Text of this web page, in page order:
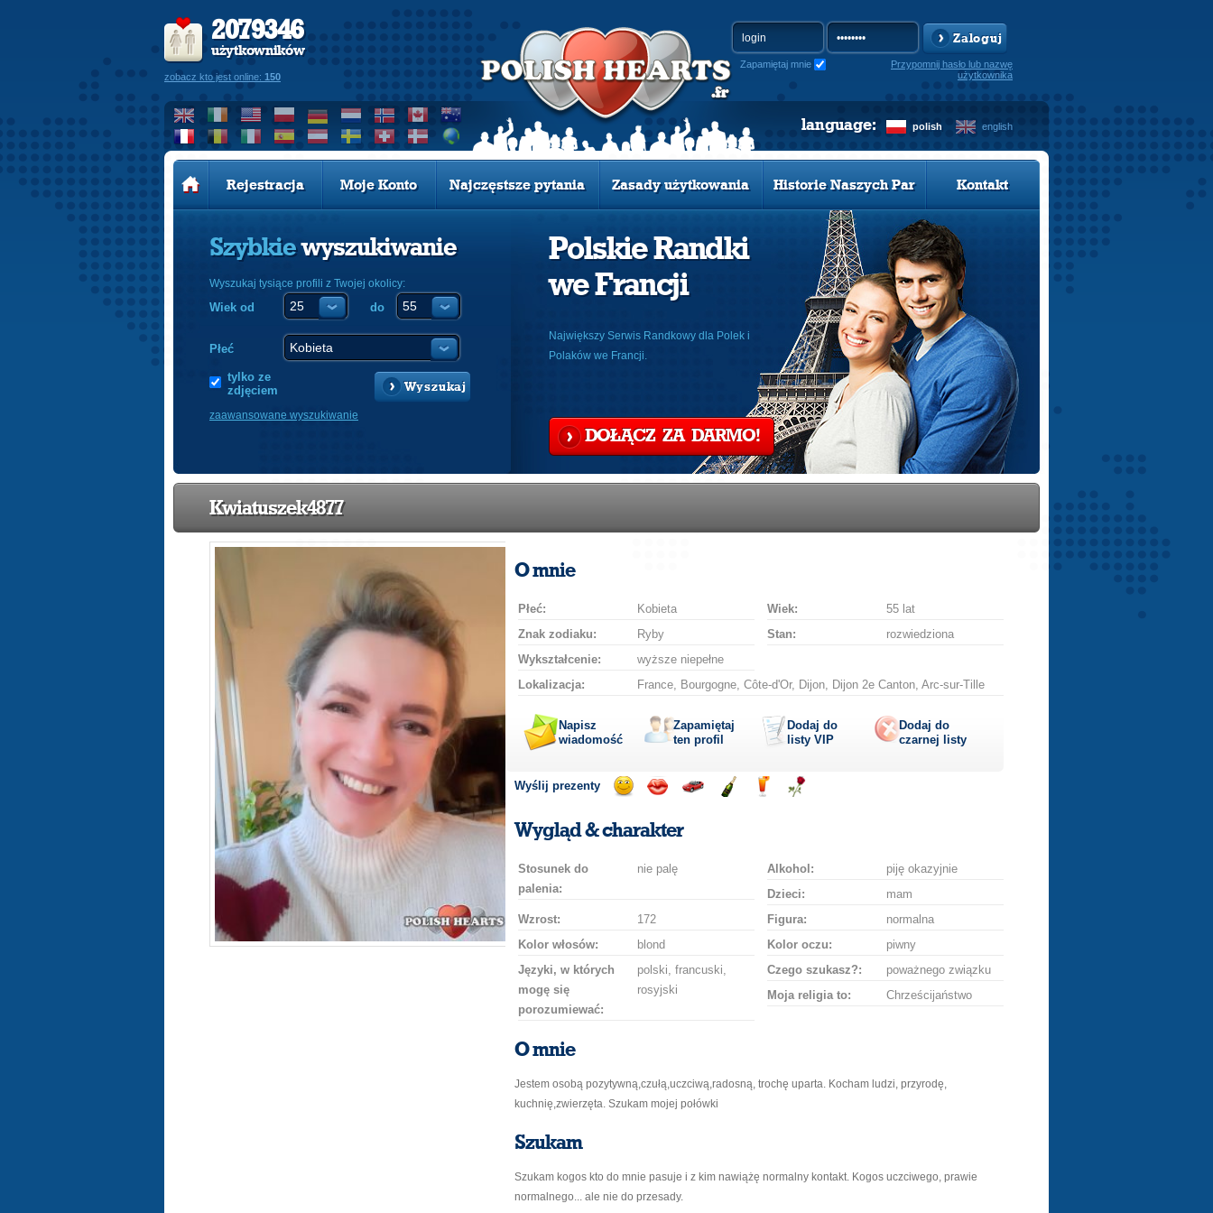
2079346
użytkowników
zobacz kto jest online: 150
Zaloguj
Zapamiętaj mnie
Przypomnij hasło lub nazwę
użytkownika
polish english
language:
Rejestracja Moje Konto Najczęstsze pytania Zasady użytkowania Historie Naszych Par Kontakt
Szybkiewyszukiwanie
Wyszukaj tysiące profili z Twojej okolicy:
Wiek od do
Płeć
tylko ze
zdjęciem
Wyszukaj
zaawansowane wyszukiwanie
Polskie Randki
we Francji
Największy Serwis Randkowy dla Polek i
Polaków we Francji.
DOŁĄCZ ZA DARMO!
Kwiatuszek4877
O mnie
Płeć: Kobieta Wiek:
55 lat
Znak zodiaku:
Ryby Stan:
rozwiedziona
Wykształcenie:
wyższe niepełne
Lokalizacja:
France, Bourgogne, Côte-d'Or, Dijon, Dijon 2e Canton, Arc-sur-Tille
Napisz
wiadomość
Zapamiętaj
ten profil
Dodaj do
listy VIP
Dodaj do
czarnej listy
Wyślij prezenty
uśmiechbuziaka
Wygląd & charakter
Stosunek do
palenia:
nie palę Alkohol:
piję okazyjnie
Dzieci:
mam
Wzrost:
172 Figura:
normalna
Kolor włosów:
blond Kolor oczu:
piwny
Języki, w których
mogę się
porozumiewać:
polski, francuski,
rosyjski
Czego szukasz?:
poważnego związku
Moja religia to:
Chrześcijaństwo
O mnie
Jestem osobą pozytywną,czułą,uczciwą,radosną, trochę uparta. Kocham ludzi, przyrodę,
kuchnię,zwierzęta. Szukam mojej połówki
Szukam
Szukam kogos kto do mnie pasuje i z kim nawiążę normalny kontakt. Kogos uczciwego, prawie
normalnego... ale nie do przesady.